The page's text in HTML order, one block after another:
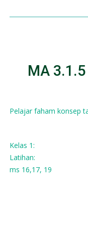
MA
Pelajar faham konsep
Kelas 1:
Latihan:
ms 16,17, 19